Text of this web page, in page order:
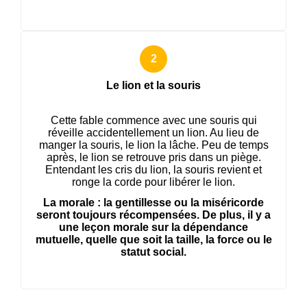
Le lion et la souris
Cette fable commence avec une souris qui
réveille accidentellement un lion. Au lieu de
manger la souris, le lion la lâche. Peu de temps
après, le lion se retrouve pris dans un piège.
Entendant les cris du lion, la souris revient et
ronge la corde pour libérer le lion.
La morale : la gentillesse ou la miséricorde
seront toujours récompensées. De plus, il y a
une leçon morale sur la dépendance
mutuelle, quelle que soit la taille, la force ou le
statut social.